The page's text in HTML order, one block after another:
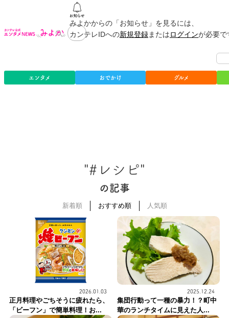
みよかからの「お知らせ」を見るには、
カンテレIDへの新規登録またはログインが必要
エンタメ おでかけ グルメ
"#レシピ"
の記事
新着順 おすすめ順 人気順
2026.01.03
正月料理やごちそうに疲れたら、
「ビーフン」で簡単料理！お...
2025.12.24
集団行動って一種の暴力！？町中
華のランチタイムに見えた人...